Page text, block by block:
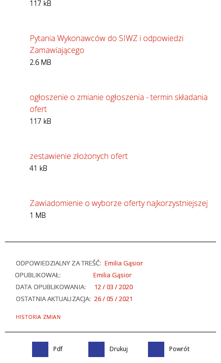
117 kB
Pytania Wykonawców do SIWZ i odpowiedzi
Zamawiającego
2.6 MB
ogłoszenie o zmianie ogłoszenia - termin składania
ofert
117 kB
zestawienie złożonych ofert
41 kB
Zawiadomienie o wyborze oferty najkorzystniejszej
1 MB
ODPOWIEDZIALNY ZA TREŚĆ: Emilia Gąsior
OPUBLIKOWAŁ:
Emilia Gąsior
DATA OPUBLIKOWANIA:
12 / 03 / 2020
OSTATNIA AKTUALIZACJA: 26 / 05 / 2021
HISTORIA ZMIAN
Pdf Drukuj Powrót